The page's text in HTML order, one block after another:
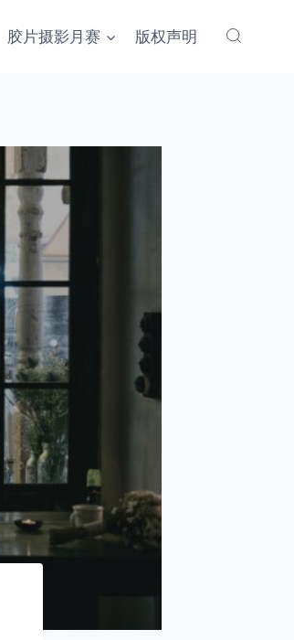
胶片摄影月赛 版权声明